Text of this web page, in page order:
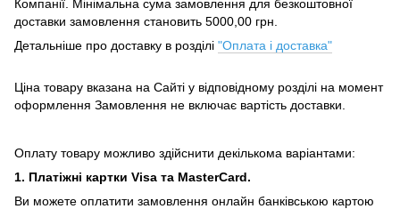
Компанії. Мінімальна сума замовлення для безкоштовної
доставки замовлення становить 5000,00 грн.
Детальніше про доставку в розділі "Оплата і доставка"
Ціна товару вказана на Сайті у відповідному розділі на момент
оформлення Замовлення не включає вартість доставки.
Оплату товару можливо здійснити декількома варіантами:
1. Платіжні картки Visa та MasterCard.
Ви можете оплатити замовлення онлайн банківською картою